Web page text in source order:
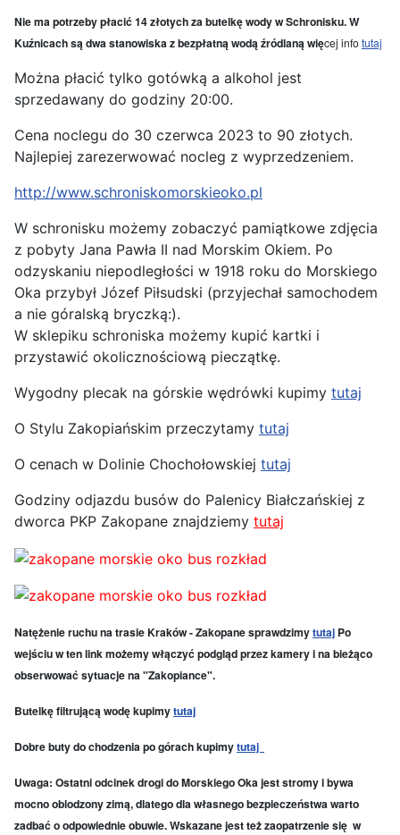
Nie ma potrzeby płacić 14 złotych za butelkę wody w Schronisku. W
Kuźnicach są dwa stanowiska z bezpłatną wodą źródlaną więcej infotutaj
Można płacić tylko gotówką a alkohol jest
sprzedawany do godziny 20:00.
Cena noclegu do 30 czerwca 2023 to 90 złotych.
Najlepiej zarezerwować nocleg z wyprzedzeniem.
http://www.schroniskomorskieoko.pl
W schronisku możemy zobaczyć pamiątkowe zdjęcia
z pobyty Jana Pawła II nad Morskim Okiem. Po
odzyskaniu niepodległości w 1918 roku do Morskiego
Oka przybył Józef Piłsudski (przyjechał samochodem
a nie góralską bryczką:).
W sklepiku schroniska możemy kupić kartki i
przystawić okolicznościową pieczątkę.
Wygodny plecak na górskie wędrówki kupimy tutaj
O Stylu Zakopiańskim przeczytamy tutaj
O cenach w Dolinie Chochołowskiej tutaj
Godziny odjazdu busów do Palenicy Białczańskiej z
dworca PKP Zakopane znajdziemy tutaj
Natężenie ruchu na trasie Kraków - Zakopane sprawdzimytutaj Po
wejściu w ten link możemy włączyć podgląd przez kamery i na bieżąco
obserwować sytuacje na "Zakopiance".
Butelkę filtrującą wodę kupimytutaj
Dobre buty do chodzenia po górach kupimytutaj
Uwaga: Ostatni odcinek drogi do Morskiego Oka jest stromy i bywa
mocno oblodzony zimą, dlatego dla własnego bezpieczeństwa warto
zadbać o odpowiednie obuwie. Wskazane jest też zaopatrzenie się w